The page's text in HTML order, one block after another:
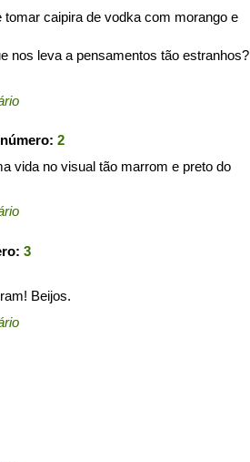
caipira de vodka com morango e
nos leva a pensamentos tão estranhos?
2
vida no visual tão marrom e preto do
3
Beijos.